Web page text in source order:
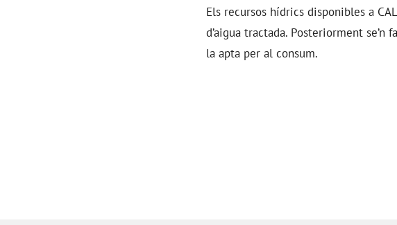
Els recursos hídrics disponibles a
d’aigua tractada. Posteriorment
la apta per al consum.